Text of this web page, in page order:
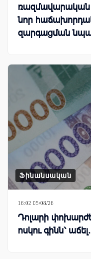
ռազմավարական
նոր
զարգացման
Ֆինանսական
16:02 05/08/26
Դոլարի
ոսկու գինն՝